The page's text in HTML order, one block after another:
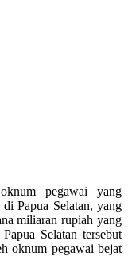
pegawai yang
Papua Selatan, yang
miliaran rupiah yang
Selatan tersebut
oknum pegawai bejat